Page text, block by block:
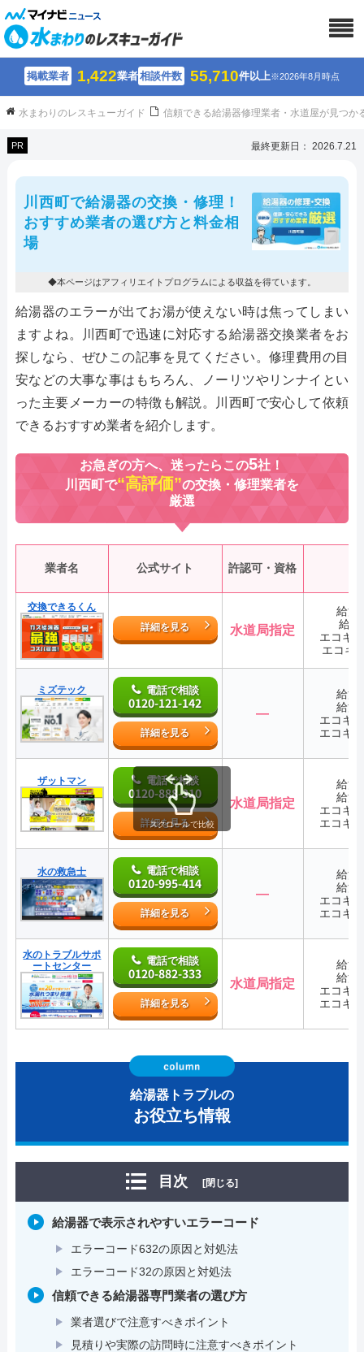
掲載業者 1,422業者相談件数 55,710件以上※2026年8月時点
水まわりのレスキューガイド 信頼できる給湯器修理業者・水道屋が見つか
PR 最終更新日： 2026.7.21
川西町で給湯器の交換・修理！
おすすめ業者の選び方と料金相
場
◆本ページはアフィリエイトプログラムによる収益を得ています。
給湯器のエラーが出てお湯が使えない時は焦ってしまい
ますよね。川西町で迅速に対応する給湯器交換業者をお
探しなら、ぜひこの記事を見てください。修理費用の目
安などの大事な事はもちろん、ノーリツやリンナイとい
った主要メーカーの特徴も解説。川西町で安心して依頼
できるおすすめ業者を紹介します。
お急ぎの方へ、迷ったらこの5社！
川西町で“高評価”の交換・修理業者を
厳選
業者名 公式サイト 許認可・資格
交換できるくん
詳細を見る
水道局指定
給湯
給
エコキ
エコキ
ミズテック 電話で相談
0120-121-142
詳細を見る
―
給湯
給湯
エコキ
エコキ
ザットマン 電話で相談
0120-888-310
詳細を見る
水道局指定
給湯
給湯
エコキ
エコキ
水の救急士 電話で相談
0120-995-414
詳細を見る
―
給湯
給湯
エコキ
エコキ
水のトラブルサポ
ートセンター
電話で相談
0120-882-333
詳細を見る
水道局指定
給湯
給湯
エコキ
エコキ
スクロールで比較
給湯器トラブルの
お役立ち情報
目次 [閉じる]
給湯器で表示されやすいエラーコード
エラーコード632の原因と対処法
エラーコード32の原因と対処法
信頼できる給湯器専門業者の選び方
業者選びで注意すべきポイント
見積りや実際の訪問時に注意すべきポイント